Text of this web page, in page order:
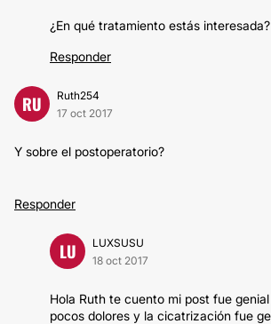
¿En qué tratamiento estás interesada?
Responder
RU
Ruth254
17 oct 2017
Y sobre el postoperatorio?
Responder
LU
LUXSUSU
18 oct 2017
Hola Ruth te cuento mi post fue
pocos dolores y la cicatrización fue